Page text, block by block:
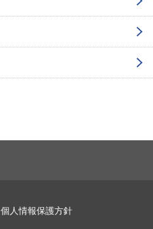
個人情報保護方針